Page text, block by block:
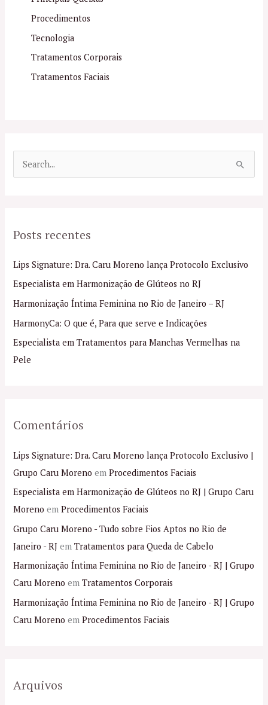
Procedimentos
Tecnologia
Tratamentos Corporais
Tratamentos Faciais
u
s
a
r
p
o
r
Posts recentes
Lips Signature: Dra. Caru Moreno lança Protocolo Exclusivo
Especialista em Harmonização de Glúteos no RJ
Harmonização Íntima Feminina no Rio de Janeiro – RJ
HarmonyCa: O que é, Para que serve e Indicações
Especialista em Tratamentos para Manchas Vermelhas na
Pele
Comentários
Lips Signature: Dra. Caru Moreno lança Protocolo Exclusivo |
Grupo Caru Moreno emProcedimentos Faciais
Especialista em Harmonização de Glúteos no RJ | Grupo Caru
Moreno emProcedimentos Faciais
Grupo Caru Moreno - Tudo sobre Fios Aptos no Rio de
Janeiro - RJ emTratamentos para Queda de Cabelo
Harmonização Íntima Feminina no Rio de Janeiro - RJ | Grupo
Caru Moreno emTratamentos Corporais
Harmonização Íntima Feminina no Rio de Janeiro - RJ | Grupo
Caru Moreno emProcedimentos Faciais
Arquivos